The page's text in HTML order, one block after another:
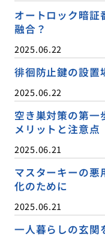
オートロック暗証
融合？
2025.06.22
徘徊防止鍵の設置
2025.06.22
空き巣対策の第一
メリットと注意点
2025.06.21
マスターキーの悪
化のために
2025.06.21
一人暮らしの玄関